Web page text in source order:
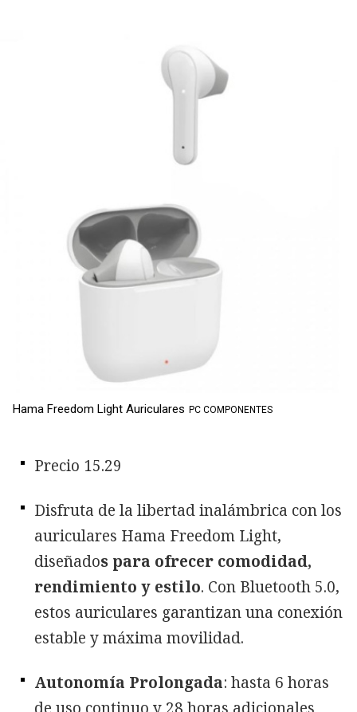
Hama Freedom Light Auriculares PC COMPONENTES
Precio 15.29
Disfruta de la libertad inalámbrica con los
auriculares Hama Freedom Light,
diseñados para ofrecer comodidad,
rendimiento y estilo. Con Bluetooth 5.0,
estos auriculares garantizan una conexión
estable y máxima movilidad.
Autonomía Prolongada: hasta 6 horas